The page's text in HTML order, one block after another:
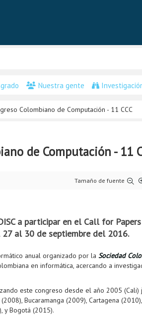
Nuestra gente
Colombiano de Computación - 11 CCC
de Computación - 11
Tamaño de fuente
a participar en el Call for
al 30 de septiembre del 2016.
anual organizado por la Sociedad
en informática, acercando a
este congreso desde el año 2005 (Cali)
Bucaramanga (2009), Cartagena
y Bogotá (2015).